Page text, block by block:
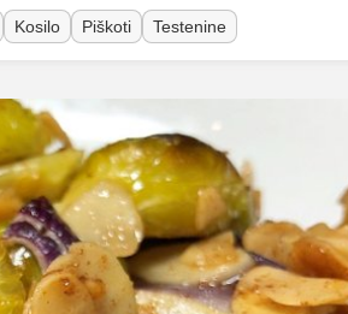
Kosilo Piškoti Testenine